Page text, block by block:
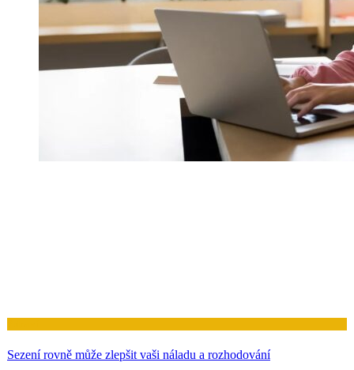
Sezení rovně může zlepšit vaši náladu a rozhodování